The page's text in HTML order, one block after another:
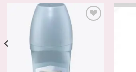
AJOUTER
À LA
LISTE DE
SOUHAITS